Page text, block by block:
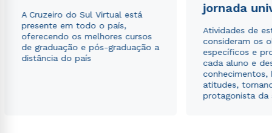
A Cruzeiro do Sul Virtual está
presente em todo o país,
oferecendo os melhores cursos
de graduação e pós-graduação a
distância do país
jornada
Atividades de
consideram os
específicos e
cada aluno e
conhecimentos,
atitudes,
protagonista da